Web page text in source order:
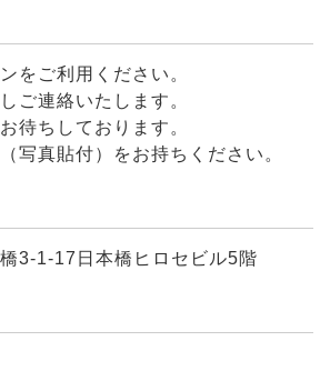
をご利用ください。
ご連絡いたします。
待ちしております。
写真貼付）をお持ちください。
3-1-17日本橋ヒロセビル5階